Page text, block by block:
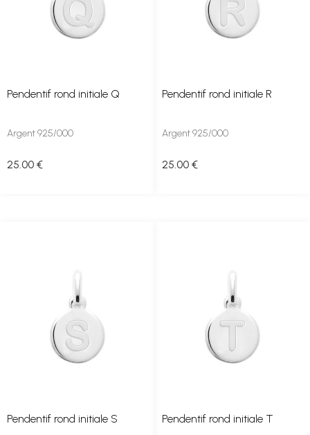
Pendentif rond initiale Q
Argent 925/000
25 .00 €
Pendentif rond initiale R
Argent 925/000
25 .00 €
Pendentif rond initiale S Pendentif rond initiale T